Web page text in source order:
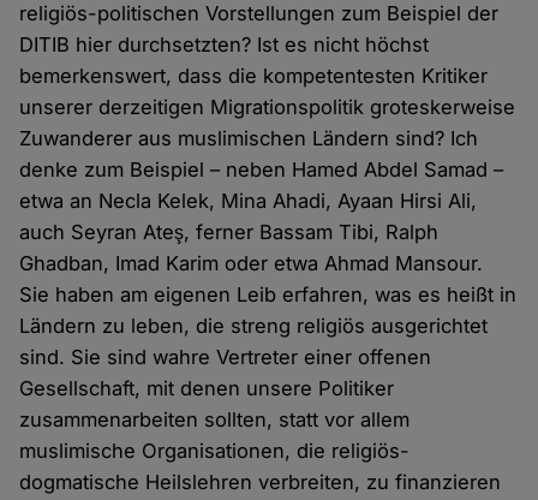
religiös-politischen Vorstellungen zum Beispiel der
DITIB hier durchsetzten? Ist es nicht höchst
bemerkenswert, dass die kompetentesten Kritiker
unserer derzeitigen Migrationspolitik groteskerweise
Zuwanderer aus muslimischen Ländern sind? Ich
denke zum Beispiel – neben Hamed Abdel Samad –
etwa an Necla Kelek, Mina Ahadi, Ayaan Hirsi Ali,
auch Seyran Ateş, ferner Bassam Tibi, Ralph
Ghadban, Imad Karim oder etwa Ahmad Mansour.
Sie haben am eigenen Leib erfahren, was es heißt in
Ländern zu leben, die streng religiös ausgerichtet
sind. Sie sind wahre Vertreter einer offenen
Gesellschaft, mit denen unsere Politiker
zusammenarbeiten sollten, statt vor allem
muslimische Organisationen, die religiös-
dogmatische Heilslehren verbreiten, zu finanzieren